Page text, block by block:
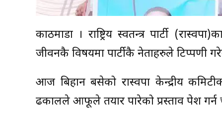
काठमाडौं । राष्ट्रिय स्वतन्त्र पार्टी
जीवनकै विषयमा पार्टीकै नेताहरुले टिप्पणी
आज बिहान बसेको रास्वपा केन्द्रीय
ढकालले आफूले तयार पारेको प्रस्ताव पेश गर्न